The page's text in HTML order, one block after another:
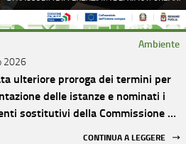
Ambiente
2026
ulteriore proroga dei termini per
delle istanze e nominati i
sostitutivi della Commissione di
CONTINUA A LEGGERE